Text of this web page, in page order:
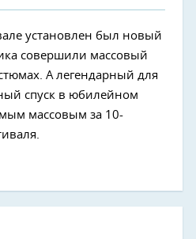
установлен был новый
совершили массовый
А легендарный для
спуск в юбилейном
массовым за 10-